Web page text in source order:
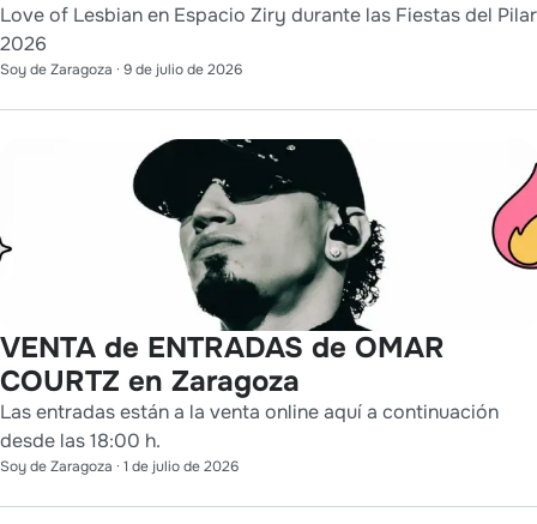
Love of Lesbian en Espacio Ziry durante las Fiestas del Pilar
2026
Soy de Zaragoza · 9 de julio de 2026
VENTA de ENTRADAS de OMAR
COURTZ en Zaragoza
Las entradas están a la venta online aquí a continuación
desde las 18:00 h.
Soy de Zaragoza · 1 de julio de 2026